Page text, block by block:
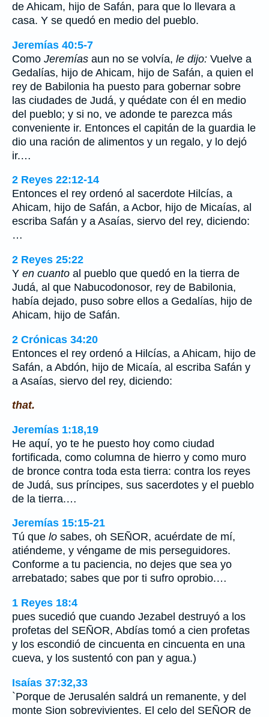
de Ahicam, hijo de Safán, para que lo llevara a
casa. Y se quedó en medio del pueblo.
Jeremías 40:5-7
Como Jeremías aun no se volvía, le dijo: Vuelve a
Gedalías, hijo de Ahicam, hijo de Safán, a quien el
rey de Babilonia ha puesto para gobernar sobre
las ciudades de Judá, y quédate con él en medio
del pueblo; y si no, ve adonde te parezca más
conveniente ir. Entonces el capitán de la guardia le
dio una ración de alimentos y un regalo, y lo dejó
ir.…
2 Reyes 22:12-14
Entonces el rey ordenó al sacerdote Hilcías, a
Ahicam, hijo de Safán, a Acbor, hijo de Micaías, al
escriba Safán y a Asaías, siervo del rey, diciendo:
…
2 Reyes 25:22
Y en cuanto al pueblo que quedó en la tierra de
Judá, al que Nabucodonosor, rey de Babilonia,
había dejado, puso sobre ellos a Gedalías, hijo de
Ahicam, hijo de Safán.
2 Crónicas 34:20
Entonces el rey ordenó a Hilcías, a Ahicam, hijo de
Safán, a Abdón, hijo de Micaía, al escriba Safán y
a Asaías, siervo del rey, diciendo:
that.
Jeremías 1:18,19
He aquí, yo te he puesto hoy como ciudad
fortificada, como columna de hierro y como muro
de bronce contra toda esta tierra: contra los reyes
de Judá, sus príncipes, sus sacerdotes y el pueblo
de la tierra.…
Jeremías 15:15-21
Tú que lo sabes, oh SEÑOR, acuérdate de mí,
atiéndeme, y véngame de mis perseguidores.
Conforme a tu paciencia, no dejes que sea yo
arrebatado; sabes que por ti sufro oprobio.…
1 Reyes 18:4
pues sucedió que cuando Jezabel destruyó a los
profetas del SEÑOR, Abdías tomó a cien profetas
y los escondió de cincuenta en cincuenta en una
cueva, y los sustentó con pan y agua.)
Isaías 37:32,33
`Porque de Jerusalén saldrá un remanente, y del
monte Sion sobrevivientes. El celo del SEÑOR de